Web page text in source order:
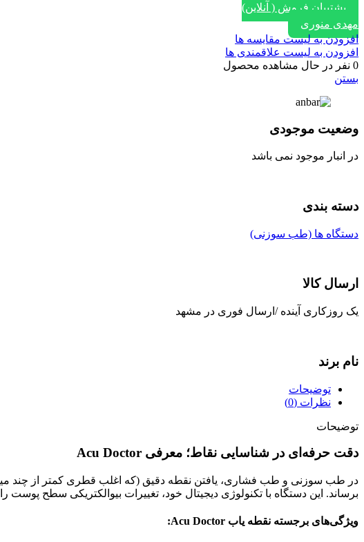
پشتیبان فروش ( آنلاین)
مهدی منوری
افزودن به لیست مقایسه ها
افزودن به لیست علاقمندی ها
0 نفر در حال مشاهده محصول
بستن
وضعیت موجودی
در انبار موجود نمی باشد
دسته بندی
دستگاه ها (طب سوزنی)
ارسال کالا
یک روزکاری آینده /ارسال فوری در مشهد
نام برند
توضیحات
نظرات (0)
توضیحات
دقت حرفه‌ای در شناسایی نقاط؛ معرفی Acu Doctor
در طب سوزنی و طب فشاری، یافتن نقطه دقیق (که اغلب قطری کمتر از چند
برساند. این دستگاه با تکنولوژی دیجیتال خود، تغییرات بیوالکتریکی سطح
ویژگی‌های برجسته نقطه یاب Acu Doctor: